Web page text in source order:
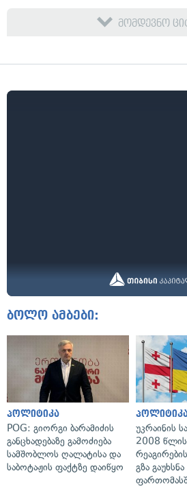
მომდევნო
ბოლო ამბები:
პოლიტიკა
POG: გიორგი ბარამიძის
განცხადებაზე გამოძიება
სამშობლოს ღალატისა და
საბოტაჟის ფაქტზე დაიწყო
უკრაინის
2008 წლის
გზა გაუხსნა